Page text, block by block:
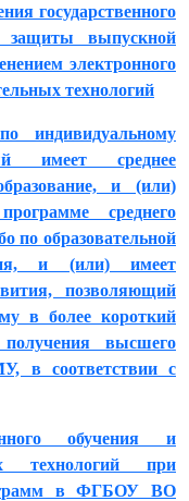
государственного
защиты выпускной
электронного
технологий
индивидуальному
имеет среднее
и (или)
среднего
по образовательной
и (или) имеет
позволяющий
в более короткий
высшего
в соответствии с
обучения и
технологий при
в ФГБОУ ВО